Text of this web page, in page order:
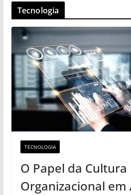
Tecnologia
TECNOLOGIA
O Papel da Cultura
Organizacional